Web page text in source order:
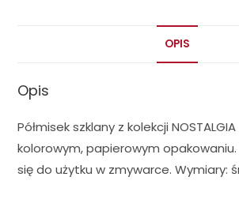
OPIS
Opis
Półmisek szklany z kolekcji NOSTALGIA
kolorowym, papierowym
się do użytku w zmywarce. Wymiary: